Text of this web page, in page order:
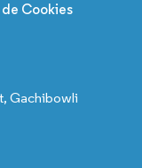
Cookies
Gachibowli